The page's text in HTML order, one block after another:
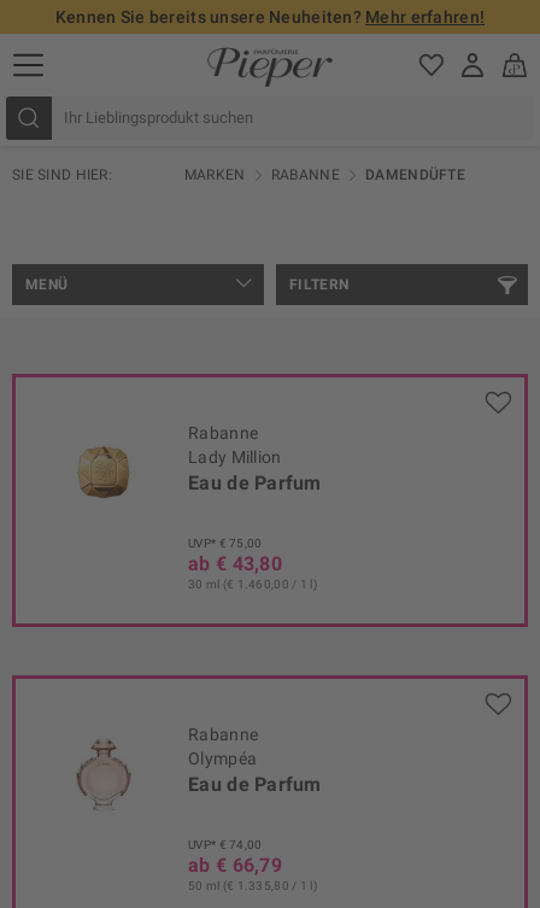
Kennen Sie bereits unsere Neuheiten? Mehr erfahren!
SIE SIND HIER: MARKEN RABANNE DAMENDÜFTE
FILTERN
MENÜ
Rabanne
Lady Million
Eau de Parfum
UVP* € 75,00
ab € 43,80
30 ml (€ 1.460,00 / 1 l)
Rabanne
Olympéa
Eau de Parfum
UVP* € 74,00
ab € 66,79
50 ml (€ 1.335,80 / 1 l)